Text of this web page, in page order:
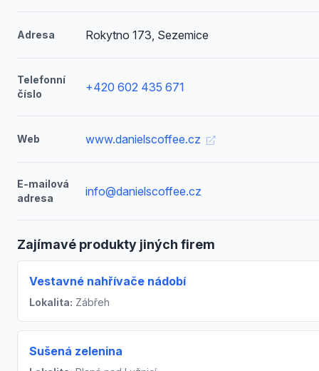
Adresa Rokytno 173, Sezemice
Telefonní
číslo
+420 602 435 671
Web www.danielscoffee.cz
E-mailová
adresa
info@danielscoffee.cz
Zajímavé produkty jiných firem
Vestavné nahřívače nádobí
Lokalita: Zábřeh
Sušená zelenina